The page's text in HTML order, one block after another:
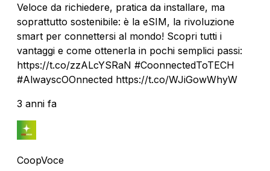
Veloce da richiedere, pratica da installare, ma
soprattutto sostenibile: è la eSIM, la rivoluzione
smart per connettersi al mondo! Scopri tutti i
vantaggi e come ottenerla in pochi semplici passi:
https://t.co/zzALcYSRaN #CoonnectedToTECH
#AlwayscOOnnected https://t.co/WJiGowWhyW
3 anni fa
CoopVoce